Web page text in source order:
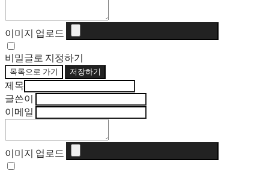
이미지 업로드
비밀글로 지정하기
목록으로 가기 저장하기
제목
글쓴이
이메일
이미지 업로드